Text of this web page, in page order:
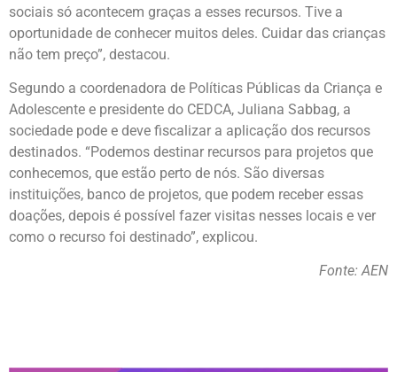
sociais só acontecem graças a esses recursos. Tive a
oportunidade de conhecer muitos deles. Cuidar das crianças
não tem preço”, destacou.
Segundo a coordenadora de Políticas Públicas da Criança e
Adolescente e presidente do CEDCA, Juliana Sabbag, a
sociedade pode e deve fiscalizar a aplicação dos recursos
destinados. “Podemos destinar recursos para projetos que
conhecemos, que estão perto de nós. São diversas
instituições, banco de projetos, que podem receber essas
doações, depois é possível fazer visitas nesses locais e ver
como o recurso foi destinado”, explicou.
Fonte: AEN